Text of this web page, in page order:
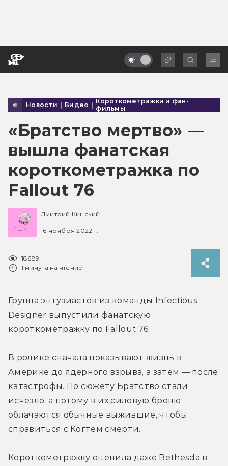
Новости | Видео | Короткометражки и фан-
фильмы
«Братство мертво» —
вышла фанатская
короткометражка по
Fallout 76
Дмитрий Кинский
16 ноября 2022 г.
18689
1 минута на чтение
Группа энтузиастов из команды Infectious
Designer выпустили фанатскую
короткометражку по Fallout 76.
В ролике сначала показывают жизнь в
Америке до ядерного взрыва, а затем — после
катастрофы. По сюжету Братство стали
исчезло, а потому в их силовую броню
облачаются обычные выжившие, чтобы
справиться с Когтем смерти.
Короткометражку оценила даже Bethesda в